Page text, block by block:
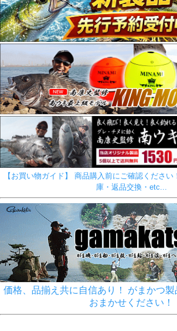
【お買い物ガイド】 商品購入前にご確認くださ
庫・返品交換・etc...
価格、品揃え共に自信あり！ がまかつ
おまかせください！